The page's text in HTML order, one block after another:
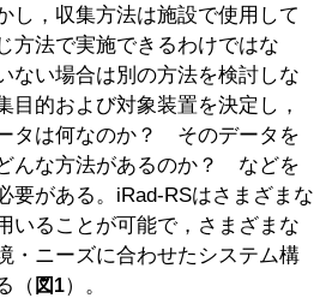
し，収集方法は施設で使用して
方法で実施できるわけではな
ない場合は別の方法を検討しな
目的および対象装置を決定し，
タは何なのか？ そのデータを
んな方法があるのか？ などを
要がある。iRad-RSはさまざまな
いることが可能で，さまざまな
・ニーズに合わせたシステム構
（ 図1）。